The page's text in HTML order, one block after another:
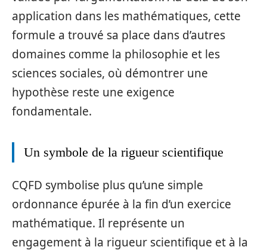
application dans les mathématiques, cette
formule a trouvé sa place dans d’autres
domaines comme la philosophie et les
sciences sociales, où démontrer une
hypothèse reste une exigence
fondamentale.
Un symbole de la rigueur scientifique
CQFD symbolise plus qu’une simple
ordonnance épurée à la fin d’un exercice
mathématique. Il représente un
engagement à la rigueur scientifique et à la